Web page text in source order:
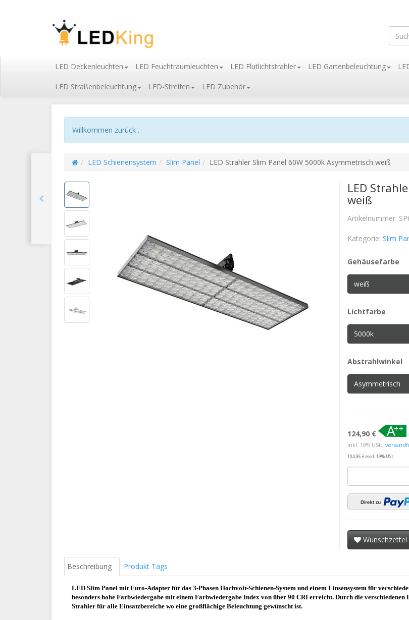
LED Deckenleuchten LED Feuchtraumleuchten LED Flutlichtstrahler LED Gartenbeleuchtung
LED Straßenbeleuchtung LED-Streifen LED Zubehör
Willkommen zurück .
LED Schienensystem Slim Panel LED Strahler Slim Panel 60W 5000k Asymmetrisch weiß
LED
weiß
Artikelnummer:
Kategorie: Slim
Gehäusefarbe
weiß
Lichtfarbe
5000k
Abstrahlwinkel
Asymmetrisch
124,90 €
inkl. 19% USt.,
104,96 € exkl. 19% USt
Wunschzettel
Beschreibung Produkt Tags
LED Slim Panel mit Euro-Adapter für das 3-Phasen Hochvolt-Schienen-System und einem Linsensystem für
besonders hohe Farbwiedergabe mit einem Farbwiedergabe Index von über 90 CRI erreicht. Durch die
Strahler für alle Einsatzbereiche wo eine großflächige Beleuchtung gewünscht ist.